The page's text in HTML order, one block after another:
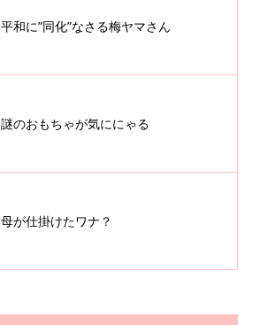
平和に”同化”なさる梅ヤマさん
謎のおもちゃが気ににゃる
母が仕掛けたワナ？